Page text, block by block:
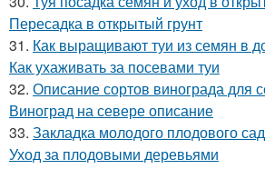
Пересадка в открытый грунт
31. Как выращивают туи из семян в
Как ухаживать за посевами туи
32. Описание сортов винограда для
Виноград на севере описание
33. Закладка молодого плодового
Уход за плодовыми деревьями